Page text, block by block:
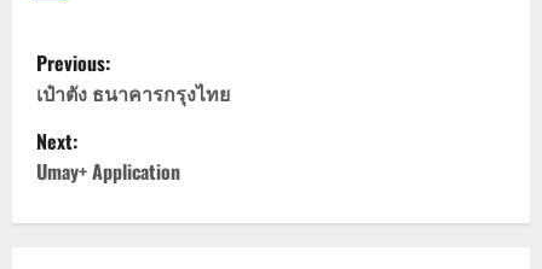
P
o
s
Previous:
เป๋าตัง ธนาคารกรุงไทย
Next:
Umay+ Application